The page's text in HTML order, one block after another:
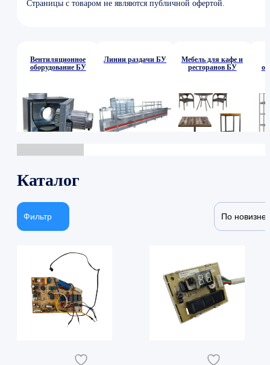
Страницы с товаром не являются публичной офертой.
Вентиляционное
оборудование БУ
Линии раздачи БУ
Мебель для кафе и
ресторанов БУ
Каталог
Фильтр По новизне